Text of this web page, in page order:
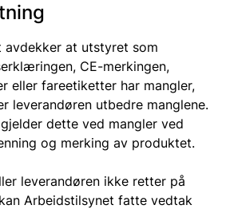
avdekker at utstyret som
CE-merkingen,
eller fareetiketter har mangler,
leverandøren utbedre manglene.
dette ved mangler ved
og merking av produktet.
leverandøren ikke retter på
Arbeidstilsynet fatte vedtak